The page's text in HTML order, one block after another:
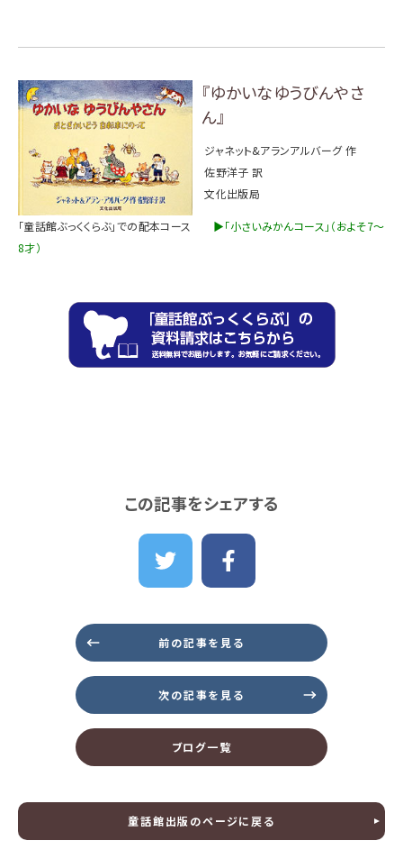
『ゆかいなゆうびんやさ
ん』
ジャネット&アランアルバーグ 作
佐野洋子 訳
文化出版局
「童話館ぶっくくらぶ」での配本コース ▶「小さいみかんコース」（およそ7～
8才）
この記事をシェアする
前の記事を見る
ブログ一覧
次の記事を見る
童話館出版のページに戻る